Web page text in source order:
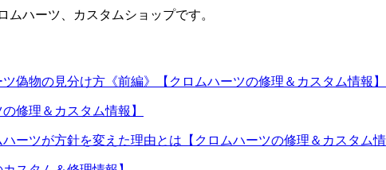
ムハーツ、カスタムショップです。
偽物の見分け方《前編》【クロムハーツの修理＆カスタム情報】
修理＆カスタム情報】
ーツが方針を変えた理由とは【クロムハーツの修理＆カスタム